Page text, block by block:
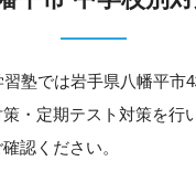
塾では岩手県八幡平市
・定期テスト対策を行
認ください。